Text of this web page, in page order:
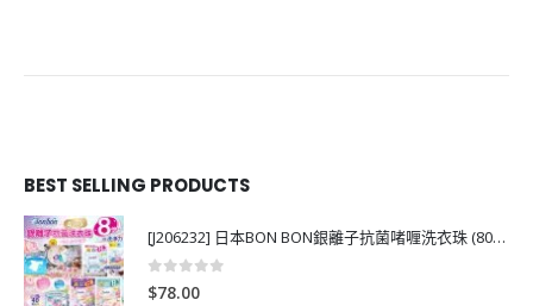
BEST SELLING PRODUCTS
[J206232] 日本BON BON銀離子抗菌啫喱洗衣珠 (80粒)
0
$78.00